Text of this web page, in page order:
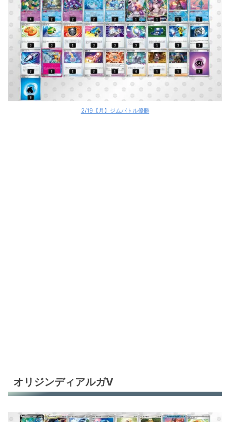
2/19【月】ジムバトル優勝
オリジンディアルガV